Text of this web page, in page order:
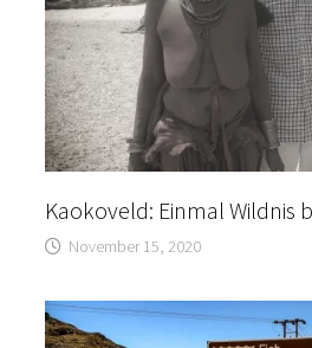
Kaokoveld: Einmal Wildnis
November 15, 2020